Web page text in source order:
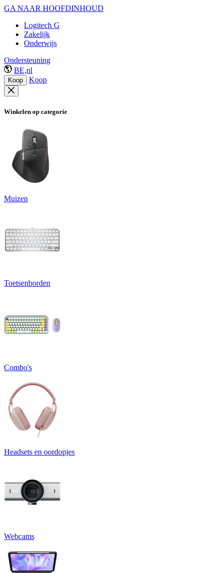
GA NAAR HOOFDINHOUD
Logitech G
Zakelijk
Onderwijs
Ondersteuning
BE,nl
Koop Koop
Winkelen op categorie
Muizen
Toetsenborden
Combo's
Headsets en oordopjes
Webcams